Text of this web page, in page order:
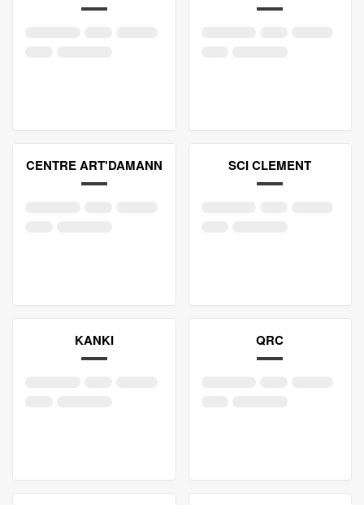
CENTRE ART'DAMANN SCI CLEMENT
KANKI QRC